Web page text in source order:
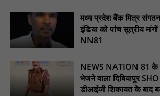
₹10 न्यूनतम किराया, ₹2 प्रति किमी दर: सिवनी में बस
आर्थिक दबाव, राजपत्र में नई किराया दरें: NN81
चिरूनी गांव को मिली सड़क की सौगात, डेढ़ किमी रोड मंजूर
छाई खुशी : NN81
ईदगाह परिसर में वृक्षारोपण कर मनाया गया इमरान
: nn81
मध्य प्रदेश बैंक मित्र
इंडिया को पांच सूत्रीय
NN81
NEWS NATION 81 के
भेजने वाला दिबियापुर
डीआईजी शिकायत के बाद